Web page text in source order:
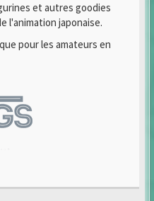
et autres goodies
l'animation japonaise.
pour les amateurs en